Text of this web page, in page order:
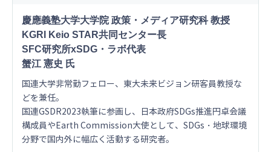
慶應義塾大学大学院 政策・メディア研究科 教授
KGRI Keio STAR共同センター長
SFC研究所xSDG・ラボ代表
蟹江 憲史 氏
国連大学非常勤フェロー、東大未来ビジョン研客員教授な
どを兼任。
国連GSDR2023執筆に参画し、日本政府SDGs推進円卓会議
構成員やEarth Commission大使として、SDGs・地球環境
分野で国内外に幅広く活動する研究者。